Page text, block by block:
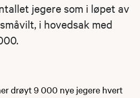
jegere som i løpet av
i hovedsak med
drøyt 9 000 nye jegere hvert